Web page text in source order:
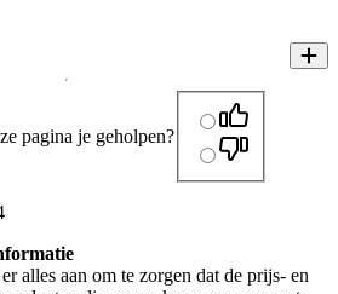
pagina je geholpen?
alles aan om te zorgen dat de prijs- en